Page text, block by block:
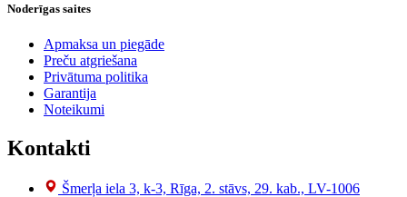
Noderīgas saites
Apmaksa un piegāde
Preču atgriešana
Privātuma politika
Garantija
Noteikumi
Kontakti
Šmerļa iela 3, k-3, Rīga, 2. stāvs, 29. kab., LV-1006